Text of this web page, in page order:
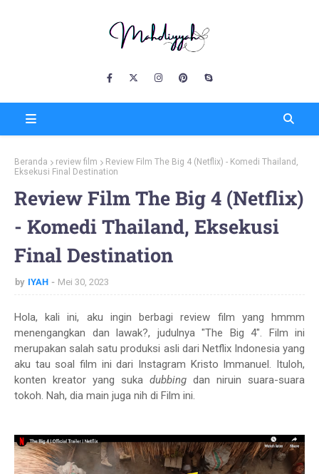
Beranda review film
Review Film The Big 4 (Netflix) - Komedi Thailand,
Eksekusi Final Destination
Review Film The Big 4 (Netflix)
- Komedi Thailand, Eksekusi
Final Destination
by IYAH Mei 30, 2023
Hola, kali ini, aku ingin berbagi review film yang hmmm
menengangkan dan lawak?, judulnya "The Big 4". Film ini
merupakan salah satu produksi asli dari Netflix Indonesia yang
aku tau soal film ini dari Instagram Kristo Immanuel. Ituloh,
konten kreator yang suka dubbing dan niruin suara-suara
tokoh. Nah, dia main juga nih di Film ini.